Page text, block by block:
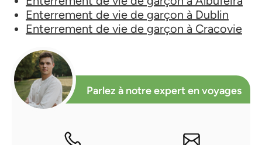
Enterrement de vie de garçon à Dublin
Enterrement de vie de garçon à Cracovie
Parlez à notre expert en voyages